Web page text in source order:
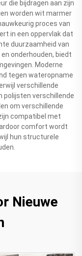
die bijdragen aan zijn
worden wit marmer
proces van
in een oppervlak dat
duurzaamheid van
onderhouden, biedt
Moderne
tegen wateropname
verschillende
polijsten verschillende
om verschillende
compatibel met
comfort wordt
hun structurele
Nieuwe